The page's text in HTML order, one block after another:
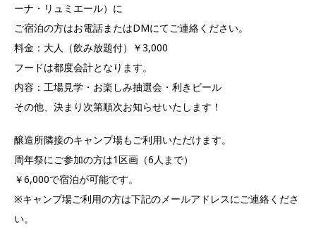
ーナ・リュミエール）に
ご宿泊の方はお電話またはDMにてご連絡ください。
料金：大人（飲み放題付）￥3,000
フードは都度会計となります。
内容：工場見学・お楽しみ抽選会・利きビール
その他、決まり次第順次お知らせいたします！
醸造所隣接のキャンプ場もご利用いただけます。
周年祭にご参加の方は1区画（6人まで）
￥6,000で宿泊が可能です。
※キャンプ場ご利用の方は下記のメールアドレスにご連絡くださ
い。